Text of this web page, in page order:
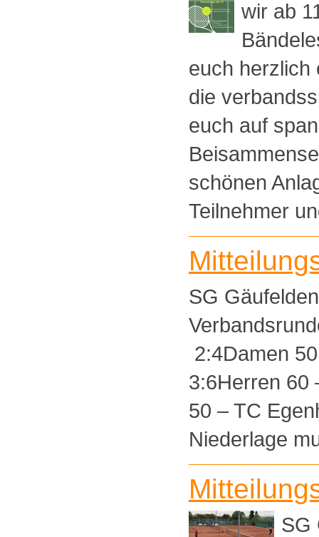
wir ab
euch herzlich
die
euch auf
schönen
Teilnehmer
SG
2:4Damen
3:6Herren
50 – TC
Niederlage
SG